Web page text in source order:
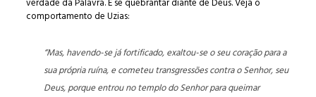
comportamento de Uzias:
“Mas, havendo-se já fortificado, exaltou-se o seu coração para a
sua própria ruína, e cometeu transgressões contra o Senhor, seu
Deus, porque entrou no templo do Senhor para queimar